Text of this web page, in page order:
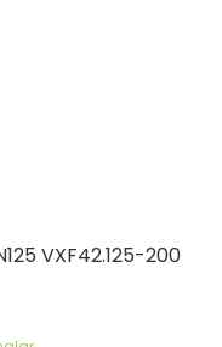
VXF42.125-200